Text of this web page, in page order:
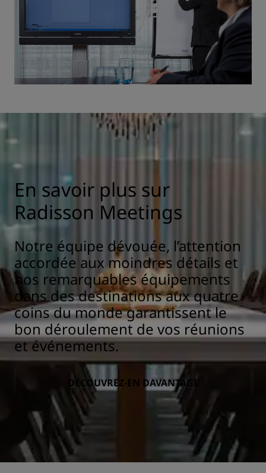
En savoir plus sur
Radisson Meetings
Notre équipe dévouée, l’attention
accordée aux moindres détails et
nos remarquables équipements
dans des destinations aux quatre
coins du monde garantissent le
bon déroulement de vos réunions
et événements.
DÉCOUVREZ-EN DAVANTAGE